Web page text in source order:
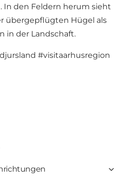
In den Feldern herum sieht
übergepflügten Hügel als
in der Landschaft.
#visitaarhusregion